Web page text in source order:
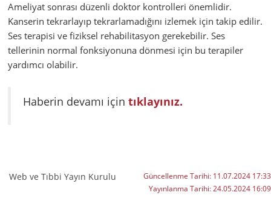
Ameliyat sonrası düzenli doktor kontrolleri önemlidir.
Kanserin tekrarlayıp tekrarlamadığını izlemek için takip edilir.
Ses terapisi ve fiziksel rehabilitasyon gerekebilir. Ses
tellerinin normal fonksiyonuna dönmesi için bu terapiler
yardımcı olabilir.
Haberin devamı için tıklayınız.
Web ve Tıbbi Yayın Kurulu Güncellenme Tarihi: 11.07.2024 17:33
Yayınlanma Tarihi:24.05.2024 16:09